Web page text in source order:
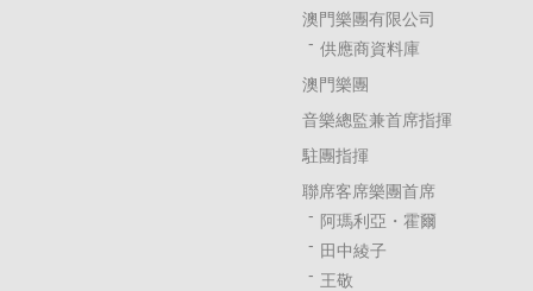
澳門樂團有限公司
供應商資料庫
澳門樂團
音樂總監兼首席指揮
駐團指揮
聯席客席樂團首席
阿瑪利亞・霍爾
田中綾子
王敬